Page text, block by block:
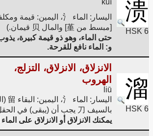
溃
HSK 6
kuì
[مبسط من 堇] والمال 贝 قيمان.)
حتى الماء، وهو ذو قيمة كبيرة،
و: الماء نافع للقرحة.
溜
HSK 6
الانزلاق، الانزلاق، التزلج،
الهروب
liū
اليسار: الماء 氵، اليمين: البقاء 留 (الشخص المنحني
بالسيف 刀 يجب أن (يبقى) في الحقل 田.)
يمكنك الانزلاق أو الانزلاق على